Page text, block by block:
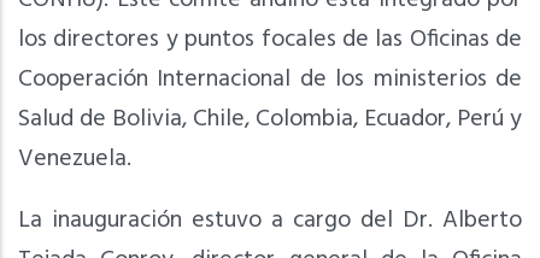
los directores y puntos focales de las Oficinas de
Cooperación Internacional de los ministerios de
Salud de Bolivia, Chile, Colombia, Ecuador, Perú y
Venezuela.
La inauguración estuvo a cargo del Dr. Alberto